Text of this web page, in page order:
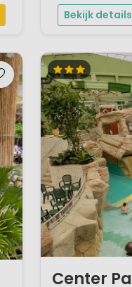
in de Aqua
Bekijk details